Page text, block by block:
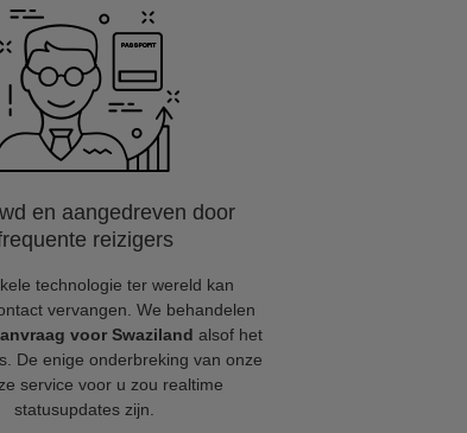
en aangedreven door
reizigers
technologie ter wereld kan
vervangen. We behandelen
voor Swaziland alsof het
De enige onderbreking van onze
service voor u zou realtime
statusupdates zijn.